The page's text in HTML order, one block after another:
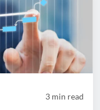
3 min read